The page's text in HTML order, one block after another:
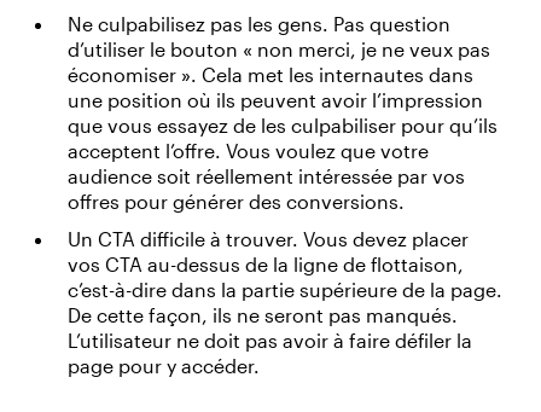
Ne culpabilisez pas les gens. Pas question
d’utiliser le bouton « non merci, je ne veux pas
économiser ». Cela met les internautes dans
une position où ils peuvent avoir l’impression
que vous essayez de les culpabiliser pour qu’ils
acceptent l’offre. Vous voulez que votre
audience soit réellement intéressée par vos
offres pour générer des conversions.
Un CTA difficile à trouver. Vous devez placer
vos CTA au-dessus de la ligne de flottaison,
c’est-à-dire dans la partie supérieure de la page.
De cette façon, ils ne seront pas manqués.
L’utilisateur ne doit pas avoir à faire défiler la
page pour y accéder.